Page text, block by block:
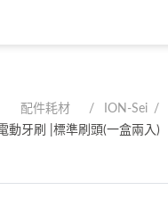
配件耗材 ION-Sei
動牙刷 |標準刷頭(一盒兩入)